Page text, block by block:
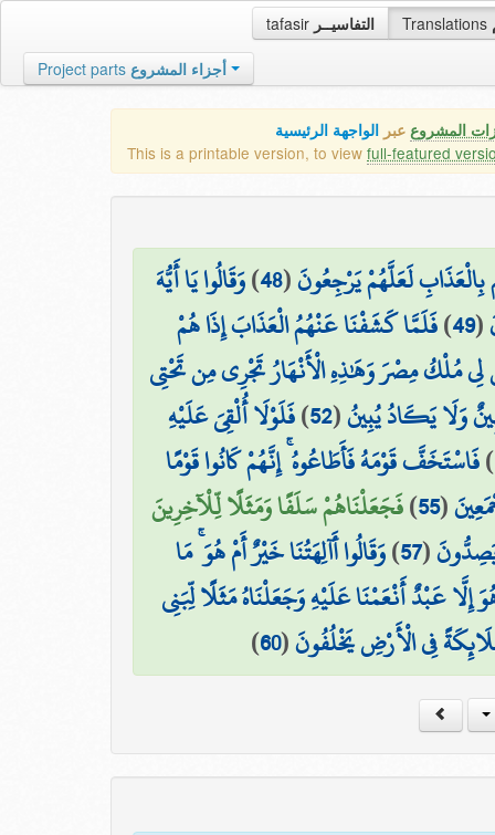
tafasir التفاسيــر Translations
Project parts أجزاء المشروع
المشروع عبر الواجهة الرئيسية
This is a printable version, to view full-featured
لَعَلَّهُمْ يَرْجِعُونَ(
48
)وَقَالُوا يَا أَيُّهَ
(
49
)فَلَمَّا كَشَفْنَا عَنْهُمُ الْعَذَابَ إِذَا هُمْ
لِي مُلْكُ مِصْرَ وَهَٰذِهِ الْأَنْهَارُ تَجْرِي مِن تَحْتِي
وَلَا يَكَادُ يُبِينُ(
52
)فَلَوْلَا أُلْقِيَ عَلَيْهِ
)فَاسْتَخَفَّ قَوْمَهُ فَأَطَاعُوهُ ۚ إِنَّهُمْ كَانُوا قَوْمًا
(
55
)فَجَعَلْنَاهُمْ سَلَفًا وَمَثَلًا لِّلْآخِرِينَ
(
57
)وَقَالُوا أَآلِهَتُنَا خَيْرٌ أَمْ هُوَ ۚ مَا
إِلَّا عَبْدٌ أَنْعَمْنَا عَلَيْهِ وَجَعَلْنَاهُ مَثَلًا لِّبَنِي
فِي الْأَرْضِ يَخْلُفُونَ(
60
)